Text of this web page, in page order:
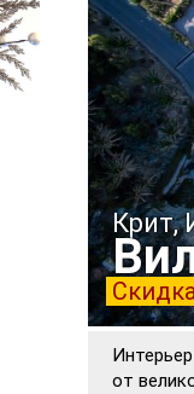
Крит,
от